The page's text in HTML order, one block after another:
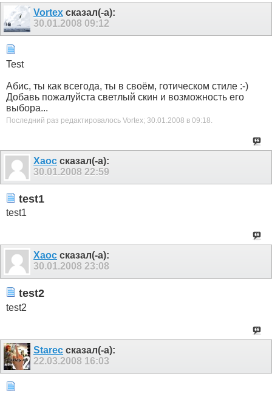
Vortex сказал(-а):
30.01.2008 09:12
Test
Абис, ты как всегода, ты в своём, готическом стиле :-)
Добавь пожалуйста светлый скин и возможность его
выбора...
Последний раз редактировалось Vortex; 30.01.2008 в 09:18
Xaoc сказал(-а):
30.01.2008 22:59
test1
test1
Xaoc сказал(-а):
30.01.2008 23:08
test2
test2
Starec сказал(-а):
22.03.2008 16:03